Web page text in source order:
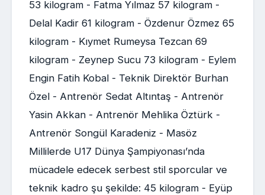
53 kilogram - Fatma Yılmaz 57 kilogram -
Delal Kadir 61 kilogram - Özdenur Özmez 65
kilogram - Kıymet Rumeysa Tezcan 69
kilogram - Zeynep Sucu 73 kilogram - Eylem
Engin Fatih Kobal - Teknik Direktör Burhan
Özel - Antrenör Sedat Altıntaş - Antrenör
Yasin Akkan - Antrenör Mehlika Öztürk -
Antrenör Songül Karadeniz - Masöz
Millilerde U17 Dünya Şampiyonası’nda
mücadele edecek serbest stil sporcular ve
teknik kadro şu şekilde: 45 kilogram - Eyüp